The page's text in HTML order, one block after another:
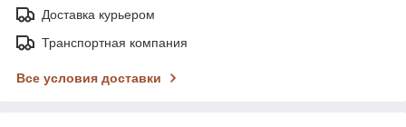
Доставка курьером
Транспортная компания
Все условия доставки